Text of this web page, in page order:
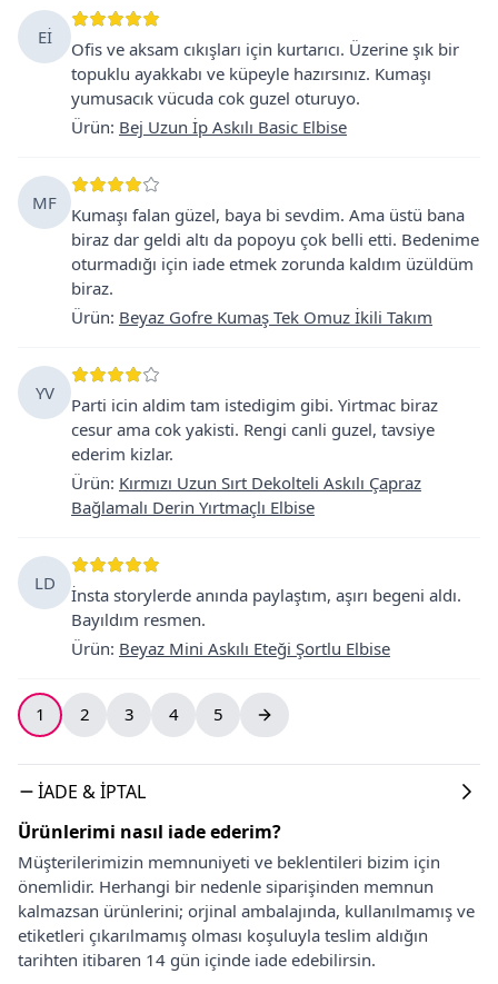
Eİ
Ofis ve aksam cıkışları için kurtarıcı. Üzerine şık bir
topuklu ayakkabı ve küpeyle hazırsınız. Kumaşı
yumusacık vücuda cok guzel oturuyo.
Ürün: Bej Uzun İp Askılı Basic Elbise
MF
Kumaşı falan güzel, baya bi sevdim. Ama üstü bana
biraz dar geldi altı da popoyu çok belli etti. Bedenime
oturmadığı için iade etmek zorunda kaldım üzüldüm
biraz.
Ürün: Beyaz Gofre Kumaş Tek Omuz İkili Takım
YV
Parti icin aldim tam istedigim gibi. Yirtmac biraz
cesur ama cok yakisti. Rengi canli guzel, tavsiye
ederim kizlar.
Ürün: Kırmızı Uzun Sırt Dekolteli Askılı Çapraz
Bağlamalı Derin Yırtmaçlı Elbise
LD
İnsta storylerde anında paylaştım, aşırı begeni aldı.
Bayıldım resmen.
Ürün: Beyaz Mini Askılı Eteği Şortlu Elbise
1 2 3 4 5
İADE & İPTAL
Ürünlerimi nasıl iade ederim?
Müşterilerimizin memnuniyeti ve beklentileri bizim için
önemlidir. Herhangi bir nedenle siparişinden memnun
kalmazsan ürünlerini; orjinal ambalajında, kullanılmamış ve
etiketleri çıkarılmamış olması koşuluyla teslim aldığın
tarihten itibaren 14 gün içinde iade edebilirsin.